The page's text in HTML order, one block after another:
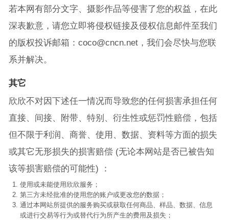
若本网有部分文字、摄影作品等侵害了您的权益，在此
深表歉意，请您立即将侵权链接及侵权信息邮件至我们
的版权投诉邮箱：coco@cncn.net，我们会尽快与您联
系并解决。
其它
欣欣不对因下述任一情况而导致您的任何损害承担任何
直接、间接、附带、特别、衍生性或惩罚性赔偿，包括
但不限于利润、商誉、使用、数据、资料等方面的损失
或其它无形损失的损害赔偿 (无论本网站是否已被告知
该等损害赔偿的可能性) ：
使用或未能使用欣欣服务；
第三方未经批准的使用您的账户或更改您的数据；
通过本网站所提供的服务购买或获取任何商品、样品、数据、信息
或进行交易等行为或替代行为所产生的费用及损失；